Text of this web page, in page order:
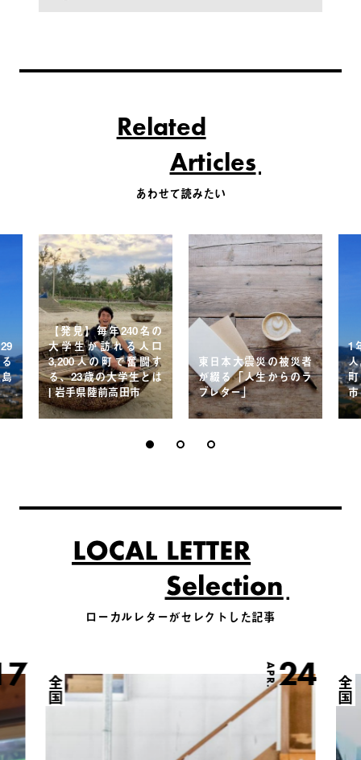
Related
Articles
あわせて読みたい
【発見】毎年240名の
大学生が訪れる人口
3,200人の町で奮闘す
る、23歳の大学生とは
| 岩手県陸前高田市
東日本大震災の被災者
が綴る「人生からのラ
ブレター」
1
市
ローカルレターがセレクトした記事
APR.24
全国 全国